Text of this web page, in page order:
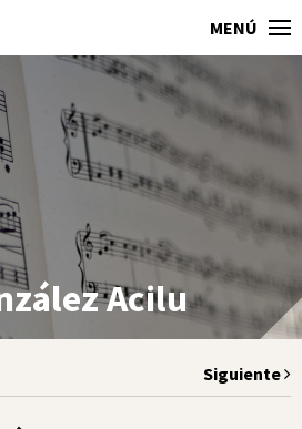
MENÚ
Acilu
Siguiente